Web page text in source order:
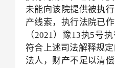
未能向该院提供被执
产线索，执行法院已
（2021）豫13执5号
符合上述司法解释规
法人，财产不足以清